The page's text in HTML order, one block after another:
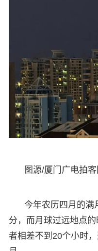
图源/厦门广电拍
今年农历四月的满
分，而月球过远地点
者相差不到20个小时